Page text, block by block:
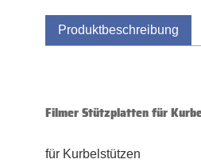
Produktbeschreibung
Filmer Stützplatten für
für Kurbelstützen